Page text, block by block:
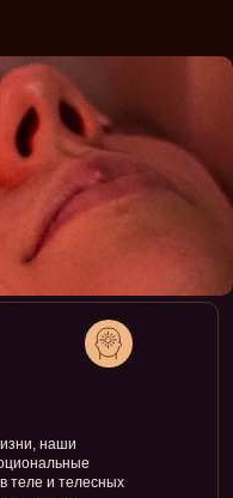
наши
теле и телесных